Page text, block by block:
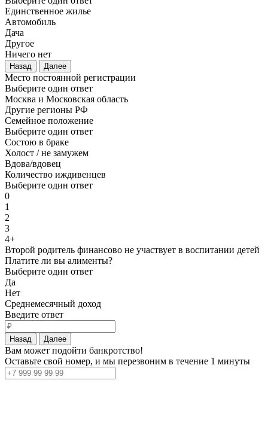
Единственное жилье
Автомобиль
Дача
Другое
Ничего нет
Назад Далее
Место постоянной регистрации
Выберите один ответ
Москва и Московская область
Другие регионы РФ
Семейное положение
Выберите один ответ
Состою в браке
Холост / не замужем
Вдова/вдовец
Количество иждивенцев
Выберите один ответ
0
1
2
3
4+
Второй родитель финансово не участвует в воспитании детей
Платите ли вы алименты?
Выберите один ответ
Да
Нет
Среднемесячный доход
Введите ответ
Назад Далее
Вам может подойти банкротство!
Оставьте свой номер, и мы перезвоним в течение 1 минуты